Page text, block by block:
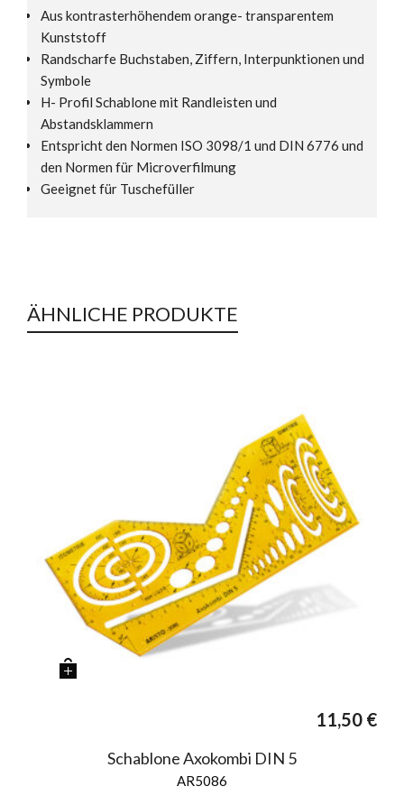
Aus kontrasterhöhendem orange- transparentem
Kunststoff
Randscharfe Buchstaben, Ziffern, Interpunktionen und
Symbole
H- Profil Schablone mit Randleisten und
Abstandsklammern
Entspricht den Normen ISO 3098/1 und DIN 6776 und
den Normen für Microverfilmung
Geeignet für Tuschefüller
ÄHNLICHE PRODUKTE
11,50 €
Schablone Axokombi DIN 5
AR5086